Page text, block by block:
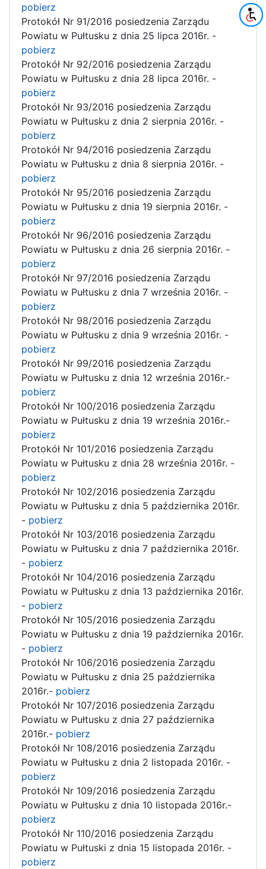
pobierz
Protokół Nr 91/2016 posiedzenia Zarządu
Powiatu w Pułtusku z dnia 25 lipca 2016r. -
pobierz
Protokół Nr 92/2016 posiedzenia Zarządu
Powiatu w Pułtusku z dnia 28 lipca 2016r. -
pobierz
Protokół Nr 93/2016 posiedzenia Zarządu
Powiatu w Pułtusku z dnia 2 sierpnia 2016r. -
pobierz
Protokół Nr 94/2016 posiedzenia Zarządu
Powiatu w Pułtusku z dnia 8 sierpnia 2016r. -
pobierz
Protokół Nr 95/2016 posiedzenia Zarządu
Powiatu w Pułtusku z dnia 19 sierpnia 2016r. -
pobierz
Protokół Nr 96/2016 posiedzenia Zarządu
Powiatu w Pułtusku z dnia 26 sierpnia 2016r. -
pobierz
Protokół Nr 97/2016 posiedzenia Zarządu
Powiatu w Pułtusku z dnia 7 września 2016r. -
pobierz
Protokół Nr 98/2016 posiedzenia Zarządu
Powiatu w Pułtusku z dnia 9 września 2016r. -
pobierz
Protokół Nr 99/2016 posiedzenia Zarządu
Powiatu w Pułtusku z dnia 12 września 2016r.-
pobierz
Protokół Nr 100/2016 posiedzenia Zarządu
Powiatu w Pułtusku z dnia 19 września 2016r.-
pobierz
Protokół Nr 101/2016 posiedzenia Zarządu
Powiatu w Pułtusku z dnia 28 września 2016r. -
pobierz
Protokół Nr 102/2016 posiedzenia Zarządu
Powiatu w Pułtusku z dnia 5 października 2016r.
- pobierz
Protokół Nr 103/2016 posiedzenia Zarządu
Powiatu w Pułtusku z dnia 7 października 2016r.
- pobierz
Protokół Nr 104/2016 posiedzenia Zarządu
Powiatu w Pułtusku z dnia 13 października 2016r.
- pobierz
Protokół Nr 105/2016 posiedzenia Zarządu
Powiatu w Pułtusku z dnia 19 października 2016r.
- pobierz
Protokół Nr 106/2016 posiedzenia Zarządu
Powiatu w Pułtusku z dnia 25 października
2016r.- pobierz
Protokół Nr 107/2016 posiedzenia Zarządu
Powiatu w Pułtusku z dnia 27 października
2016r.- pobierz
Protokół Nr 108/2016 posiedzenia Zarządu
Powiatu w Pułtusku z dnia 2 listopada 2016r. -
pobierz
Protokół Nr 109/2016 posiedzenia Zarządu
Powiatu w Pułtusku z dnia 10 listopada 2016r.-
pobierz
Protokół Nr 110/2016 posiedzenia Zarządu
Powiatu w Pułtuski z dnia 15 listopada 2016r. -
pobierz